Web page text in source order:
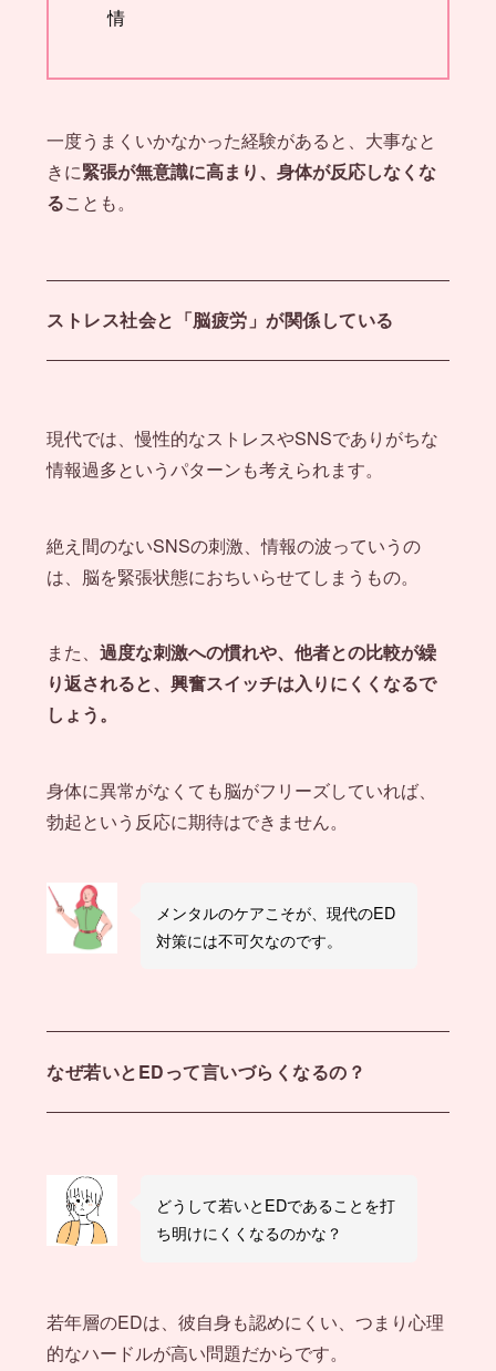
情
一度うまくいかなかった経験があると、大事なと
きに緊張が無意識に高まり、身体が反応しなくな
ることも。
ストレス社会と「脳疲労」が関係している
現代では、慢性的なストレスやSNSでありがちな
情報過多というパターンも考えられます。
絶え間のないSNSの刺激、情報の波っていうの
は、脳を緊張状態におちいらせてしまうもの。
また、 過度な刺激への慣れや、他者との比較が繰
り返されると、興奮スイッチは入りにくくなるで
しょう。
身体に異常がなくても脳がフリーズしていれば、
勃起という反応に期待はできません。
メンタルのケアこそが、現代のED
対策には不可欠なのです。
なぜ若いとEDって言いづらくなるの？
どうして若いとEDであることを打
ち明けにくくなるのかな？
若年層のEDは、彼自身も認めにくい、つまり心理
的なハードルが高い問題だからです。